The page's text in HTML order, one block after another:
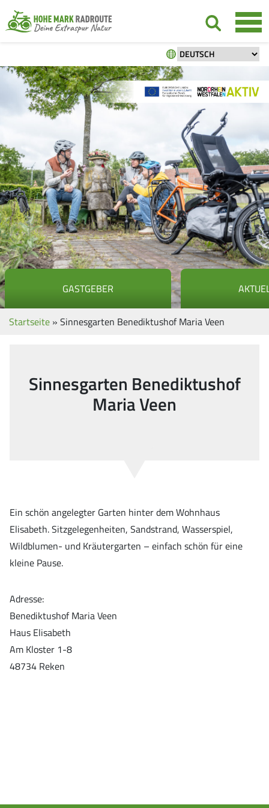
GASTGEBER
Startseite » Sinnesgarten Benediktushof Maria Veen
Sinnesgarten Benediktushof
Maria Veen
Ein schön angelegter Garten hinter dem Wohnhaus
Elisabeth. Sitzgelegenheiten, Sandstrand, Wasserspiel,
Wildblumen- und Kräutergarten – einfach schön für eine
kleine Pause.
Adresse:
Benediktushof Maria Veen
Haus Elisabeth
Am Kloster 1-8
48734 Reken